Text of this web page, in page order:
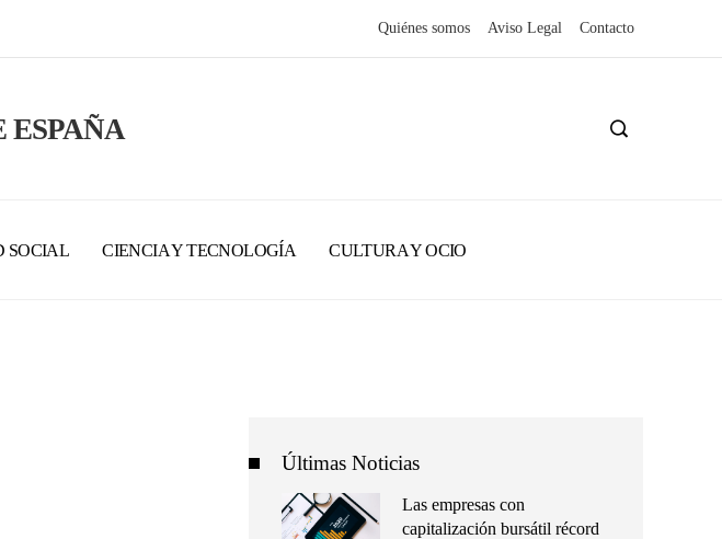
Quiénes somos Aviso Legal Contacto
ESPAÑA
SOCIAL CIENCIA Y TECNOLOGÍA CULTURA Y OCIO
Últimas Noticias
Las empresas con
capitalización bursátil récord